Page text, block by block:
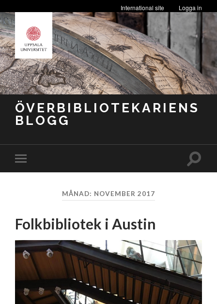
Logga in
International site
ÖVERBIBLIOTEKARIENS
BLOGG
på/av
Slå
MÅNAD: NOVEMBER 2017
Folkbibliotek i Austin